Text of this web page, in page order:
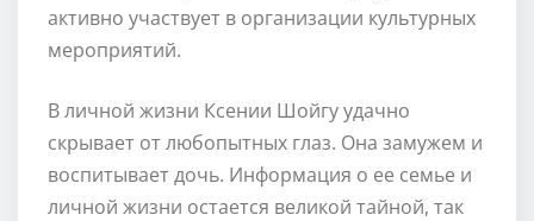
активно участвует в организации культурных
мероприятий.
В личной жизни Ксении Шойгу удачно
скрывает от любопытных глаз. Она замужем и
воспитывает дочь. Информация о ее семье и
личной жизни остается великой тайной, так